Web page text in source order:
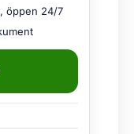
öppen 24/7